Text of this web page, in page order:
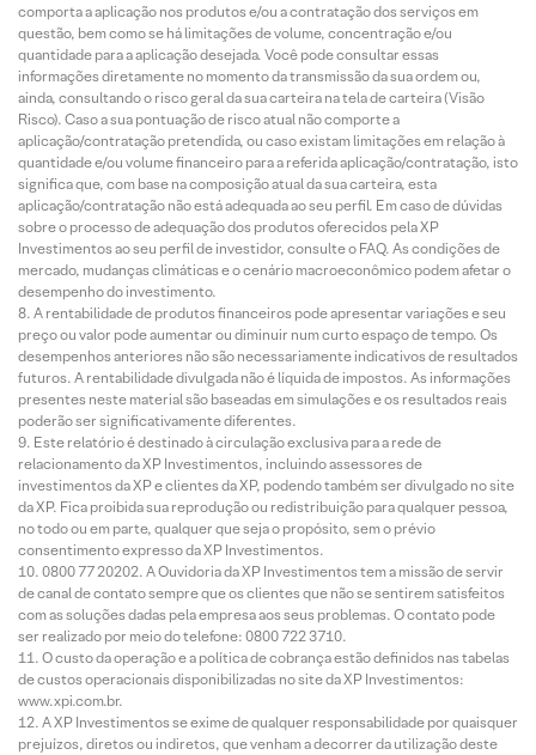
comporta a aplicação nos produtos e/ou a contratação dos serviços em
questão, bem como se há limitações de volume, concentração e/ou
quantidade para a aplicação desejada. Você pode consultar essas
informações diretamente no momento da transmissão da sua ordem ou,
ainda, consultando o risco geral da sua carteira na tela de carteira (Visão
Risco). Caso a sua pontuação de risco atual não comporte a
aplicação/contratação pretendida, ou caso existam limitações em relação à
quantidade e/ou volume financeiro para a referida aplicação/contratação, isto
significa que, com base na composição atual da sua carteira, esta
aplicação/contratação não está adequada ao seu perfil. Em caso de dúvidas
sobre o processo de adequação dos produtos oferecidos pela XP
Investimentos ao seu perfil de investidor, consulte o FAQ. As condições de
mercado, mudanças climáticas e o cenário macroeconômico podem afetar o
desempenho do investimento.
A rentabilidade de produtos financeiros pode apresentar variações e seu
preço ou valor pode aumentar ou diminuir num curto espaço de tempo. Os
desempenhos anteriores não são necessariamente indicativos de resultados
futuros. A rentabilidade divulgada não é líquida de impostos. As informações
presentes neste material são baseadas em simulações e os resultados reais
poderão ser significativamente diferentes.
Este relatório é destinado à circulação exclusiva para a rede de
relacionamento da XP Investimentos, incluindo assessores de
investimentos da XP e clientes da XP, podendo também ser divulgado no site
da XP. Fica proibida sua reprodução ou redistribuição para qualquer pessoa,
no todo ou em parte, qualquer que seja o propósito, sem o prévio
consentimento expresso da XP Investimentos.
0800 77 20202. A Ouvidoria da XP Investimentos tem a missão de servir
de canal de contato sempre que os clientes que não se sentirem satisfeitos
com as soluções dadas pela empresa aos seus problemas. O contato pode
ser realizado por meio do telefone: 0800 722 3710.
O custo da operação e a política de cobrança estão definidos nas tabelas
de custos operacionais disponibilizadas no site da XP Investimentos:
www.xpi.com.br.
A XP Investimentos se exime de qualquer responsabilidade por quaisquer
prejuízos, diretos ou indiretos, que venham a decorrer da utilização deste